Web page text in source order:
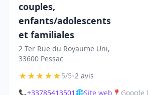
couples,
enfants/adolescents
et familiales
2 Ter Rue du Royaume Uni,
33600 Pessac
★★★★★5/5•2 avis
📞+33785413501 🌐Site web 📍 Google